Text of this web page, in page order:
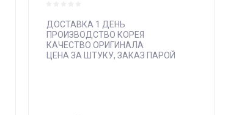
ДОСТАВКА 1 ДЕНЬ
ПРОИЗВОДСТВО КОРЕЯ
КАЧЕСТВО ОРИГИНАЛА
ЦЕНА ЗА ШТУКУ, ЗАКАЗ ПАРОЙ